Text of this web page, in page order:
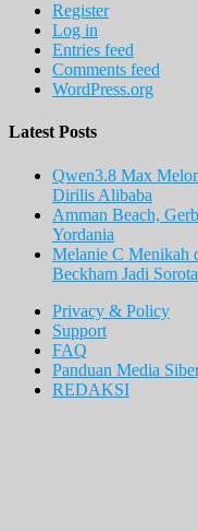
Register
Log in
Entries feed
Comments feed
WordPress.org
Latest Posts
Qwen3.8 Max
Dirilis Alibaba
Amman Beach,
Yordania
Melanie C Menikah
Beckham Jadi
Privacy & Policy
Support
FAQ
Panduan Media
REDAKSI